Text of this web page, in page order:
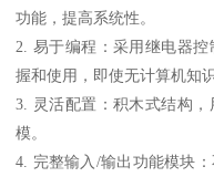
功能，提高系统性。
2. 易于编程：采用继电器
握和使用，即使无计算机知
3. 灵活配置：积木式结构
模。
4. 完整输入/输出功能模块